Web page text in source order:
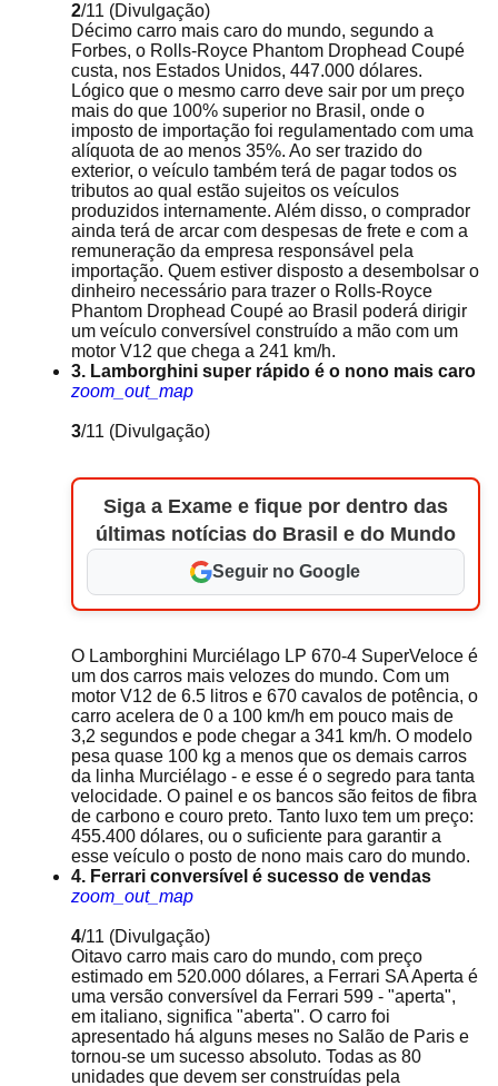
2/11 (Divulgação)
Décimo carro mais caro do mundo, segundo a
Forbes, o Rolls-Royce Phantom Drophead Coupé
custa, nos Estados Unidos, 447.000 dólares.
Lógico que o mesmo carro deve sair por um preço
mais do que 100% superior no Brasil, onde o
imposto de importação foi regulamentado com uma
alíquota de ao menos 35%. Ao ser trazido do
exterior, o veículo também terá de pagar todos os
tributos ao qual estão sujeitos os veículos
produzidos internamente. Além disso, o comprador
ainda terá de arcar com despesas de frete e com a
remuneração da empresa responsável pela
importação. Quem estiver disposto a desembolsar o
dinheiro necessário para trazer o Rolls-Royce
Phantom Drophead Coupé ao Brasil poderá dirigir
um veículo conversível construído a mão com um
motor V12 que chega a 241 km/h.
3. Lamborghini super rápido é o nono mais caro
zoom_out_map
3/11 (Divulgação)
Siga a Exame e fique por dentro das
últimas notícias do Brasil e do Mundo
Seguir no Google
O Lamborghini Murciélago LP 670-4 SuperVeloce é
um dos carros mais velozes do mundo. Com um
motor V12 de 6.5 litros e 670 cavalos de potência, o
carro acelera de 0 a 100 km/h em pouco mais de
3,2 segundos e pode chegar a 341 km/h. O modelo
pesa quase 100 kg a menos que os demais carros
da linha Murciélago - e esse é o segredo para tanta
velocidade. O painel e os bancos são feitos de fibra
de carbono e couro preto. Tanto luxo tem um preço:
455.400 dólares, ou o suficiente para garantir a
esse veículo o posto de nono mais caro do mundo.
4. Ferrari conversível é sucesso de vendas
zoom_out_map
4/11 (Divulgação)
Oitavo carro mais caro do mundo, com preço
estimado em 520.000 dólares, a Ferrari SA Aperta é
uma versão conversível da Ferrari 599 - "aperta",
em italiano, significa "aberta". O carro foi
apresentado há alguns meses no Salão de Paris e
tornou-se um sucesso absoluto. Todas as 80
unidades que devem ser construídas pela